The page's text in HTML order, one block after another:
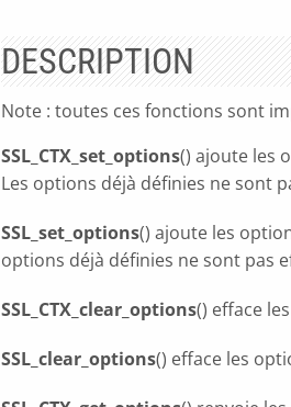
DESCRIPTION
Note : toutes ces fonctions sont
SSL_CTX_set_options() ajoute les
Les options déjà définies ne sont
SSL_set_options() ajoute les
options déjà définies ne sont pas
SSL_CTX_clear_options() efface
SSL_clear_options() efface les